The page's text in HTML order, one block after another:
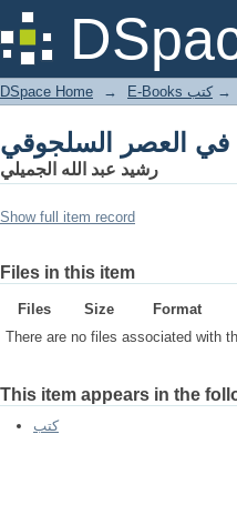
في العصر السلجوقي
DSpace Home → → كتب
في العصر السلجوقي
رشيد عبد الله الجميلي
Show full item record
Files in this item
Files Size Format
There are no files associated with
This item appears in the
كتب